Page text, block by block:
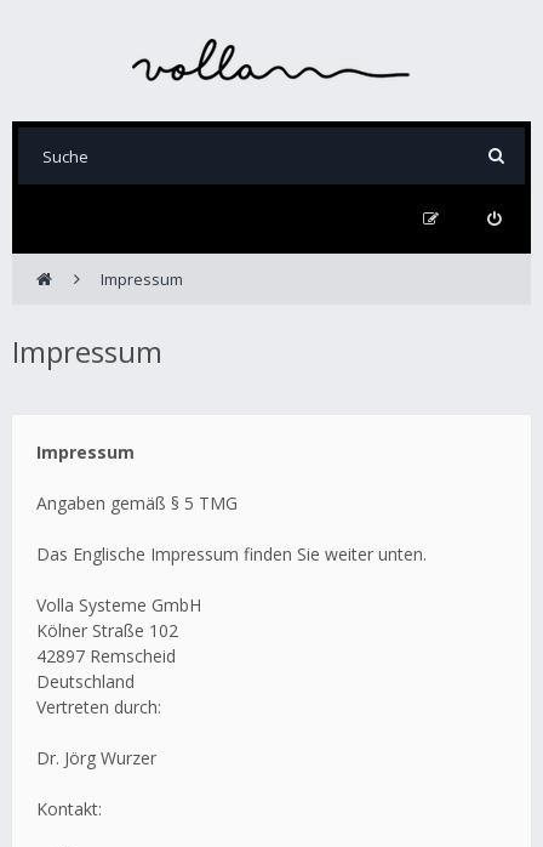
Impressum
Impressum
Impressum
Angaben gemäß § 5 TMG
Das Englische Impressum finden Sie weiter unten.
Volla Systeme GmbH
Kölner Straße 102
42897 Remscheid
Deutschland
Vertreten durch:
Dr. Jörg Wurzer
Kontakt: